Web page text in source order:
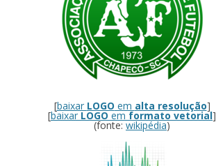
[baixar LOGO em alta resolução]
[baixarLOGOemformato vetorial]
(fonte:wikipédia)